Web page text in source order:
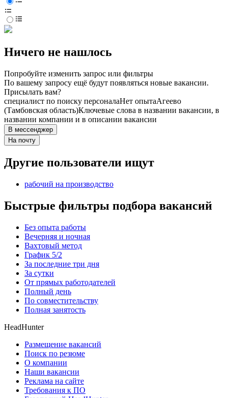
Ничего не нашлось
Попробуйте изменить запрос или фильтры
По вашему запросу ещё будут появляться новые вакансии.
Присылать вам?
специалист по поиску персоналаНет опытаАгеево
(Тамбовская область)Ключевые слова в названии вакансии, в
названии компании и в описании вакансии
В мессенджер
На почту
Другие пользователи ищут
рабочий на производство
Быстрые фильтры подбора вакансий
Без опыта работы
Вечерняя и ночная
Вахтовый метод
График 5/2
За последние три дня
За сутки
От прямых работодателей
Полный день
По совместительству
Полная занятость
HeadHunter
Размещение вакансий
Поиск по резюме
О компании
Наши вакансии
Реклама на сайте
Требования к ПО